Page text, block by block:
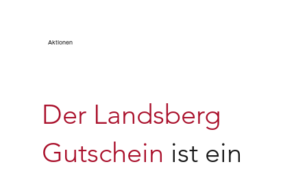
Der Landsberg
Gutschein ist ein
Aktionen